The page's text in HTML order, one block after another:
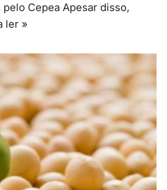
Cepea Apesar disso,
ler »